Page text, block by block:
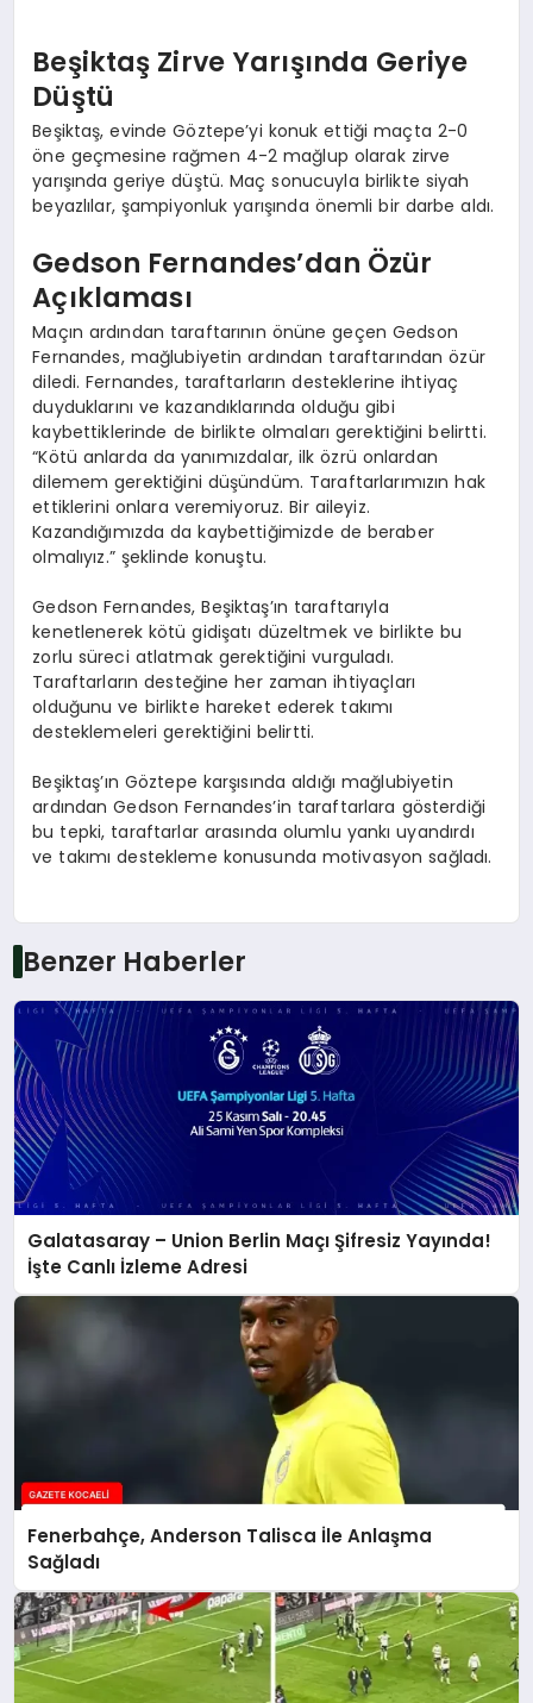
Beşiktaş Zirve Yarışında Geriye
Düştü
Beşiktaş, evinde Göztepe’yi konuk ettiği maçta 2-0
öne geçmesine rağmen 4-2 mağlup olarak zirve
yarışında geriye düştü. Maç sonucuyla birlikte siyah
beyazlılar, şampiyonluk yarışında önemli bir darbe aldı.
Gedson Fernandes’dan Özür
Açıklaması
Maçın ardından taraftarının önüne geçen Gedson
Fernandes, mağlubiyetin ardından taraftarından özür
diledi. Fernandes, taraftarların desteklerine ihtiyaç
duyduklarını ve kazandıklarında olduğu gibi
kaybettiklerinde de birlikte olmaları gerektiğini belirtti.
“Kötü anlarda da yanımızdalar, ilk özrü onlardan
dilemem gerektiğini düşündüm. Taraftarlarımızın hak
ettiklerini onlara veremiyoruz. Bir aileyiz.
Kazandığımızda da kaybettiğimizde de beraber
olmalıyız.” şeklinde konuştu.
Gedson Fernandes, Beşiktaş’ın taraftarıyla
kenetlenerek kötü gidişatı düzeltmek ve birlikte bu
zorlu süreci atlatmak gerektiğini vurguladı.
Taraftarların desteğine her zaman ihtiyaçları
olduğunu ve birlikte hareket ederek takımı
desteklemeleri gerektiğini belirtti.
Beşiktaş’ın Göztepe karşısında aldığı mağlubiyetin
ardından Gedson Fernandes’in taraftarlara gösterdiği
bu tepki, taraftarlar arasında olumlu yankı uyandırdı
ve takımı destekleme konusunda motivasyon sağladı.
Benzer Haberler
Galatasaray – Union Berlin Maçı Şifresiz Yayında!
İşte Canlı İzleme Adresi
Fenerbahçe, Anderson Talisca İle Anlaşma
Sağladı